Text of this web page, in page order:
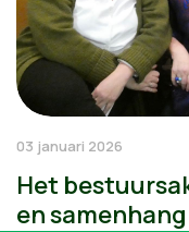
03 januari 2026
Het
en samenhang